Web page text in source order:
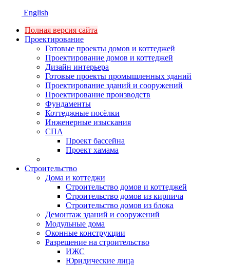
English
Полная версия сайта
Проектирование
Готовые проекты домов и коттеджей
Проектирование домов и коттеджей
Дизайн интерьера
Готовые проекты промышленных зданий
Проектирование зданий и сооружений
Проектирование производств
Фундаменты
Коттеджные посёлки
Инженерные изыскания
СПА
Проект бассейна
Проект хамама
Строительство
Дома и коттеджи
Строительство домов и коттеджей
Строительство домов из кирпича
Строительство домов из блока
Демонтаж зданий и сооружений
Модульные дома
Оконные конструкции
Разрешение на строительство
ИЖС
Юридические лица